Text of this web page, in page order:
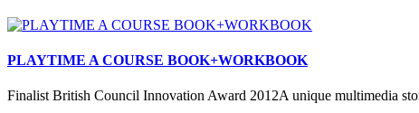
PLAYTIME A COURSE BOOK+WORKBOOK
Finalist British Council Innovation Award 2012A unique multimedia